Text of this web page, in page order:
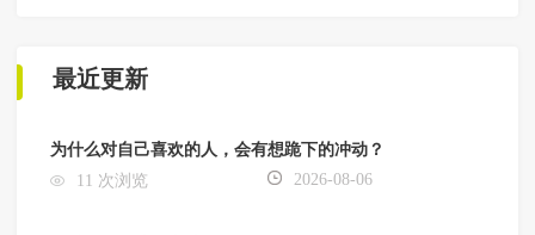
最近更新
为什么对自己喜欢的人，会有想跪下的冲动？
11 次浏览
2026-08-06